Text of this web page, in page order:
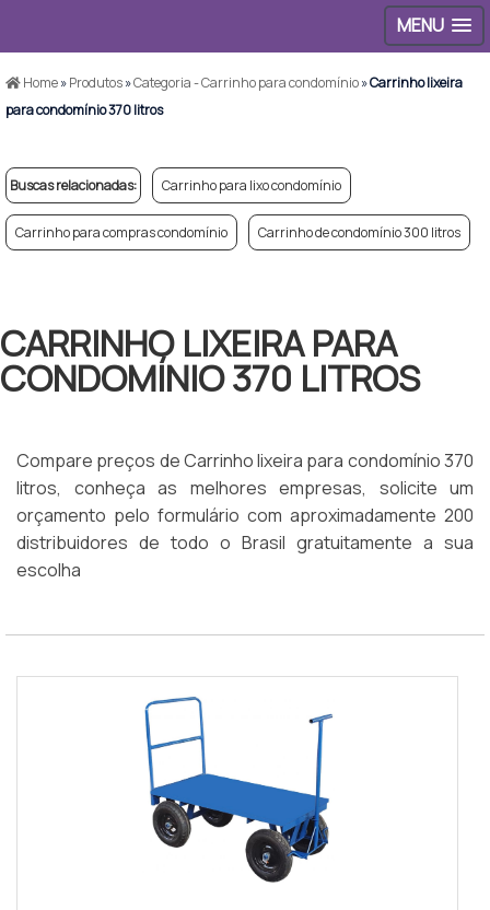
MENU
Home»Produtos»Categoria - Carrinho para condomínio»Carrinho lixeira
para condomínio 370 litros
Buscas relacionadas: Carrinho para lixo condomínio
Carrinho para compras condomínio Carrinho de condomínio 300 litros
CARRINHO LIXEIRA PARA
CONDOMÍNIO 370 LITROS
Compare preços de Carrinho lixeira para condomínio 370
litros, conheça as melhores empresas, solicite um
orçamento pelo formulário com aproximadamente 200
distribuidores de todo o Brasil gratuitamente a sua
escolha